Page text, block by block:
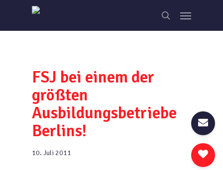
main
search
Menu
FSJ bei einem der
größten
Ausbildungsbetriebe
Berlins!
10. Juli 2011